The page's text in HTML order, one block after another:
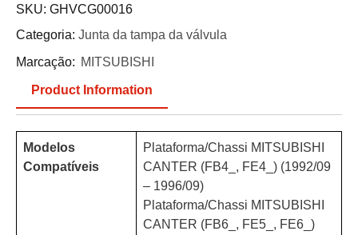
SKU: GHVCG00016
Categoria: Junta da tampa da válvula
Marcação: MITSUBISHI
Product Information
Modelos
Compatíveis
Plataforma/Chassi MITSUBISHI
CANTER (FB4_, FE4_) (1992/09
– 1996/09)
Plataforma/Chassi MITSUBISHI
CANTER (FB6_, FE5_, FE6_)